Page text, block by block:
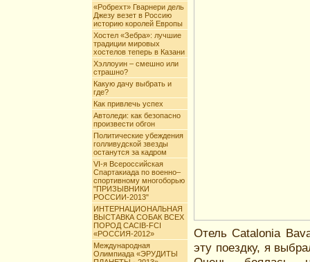
«Робрехт» Гварнери дель
Джезу везет в Россию
историю королей Европы
Хостел «Зебра»: лучшие
традиции мировых
хостелов теперь в Казани
Хэллоуин – смешно или
страшно?
Какую дачу выбрать и
где?
Как привлечь успех
Автоледи: как безопасно
произвести обгон
Политические убеждения
голливудской звезды
останутся за кадром
VI-я Всероссийская
Спартакиада по военно–
спортивному многоборью
"ПРИЗЫВНИКИ
РОССИИ-2013"
ИНТЕРНАЦИОНАЛЬНАЯ
ВЫСТАВКА СОБАК ВСЕХ
ПОРОД CACIB-FCI
«РОССИЯ-2012»
Международная
Олимпиада «ЭРУДИТЫ
Отель Catalonia
эту поездку, я